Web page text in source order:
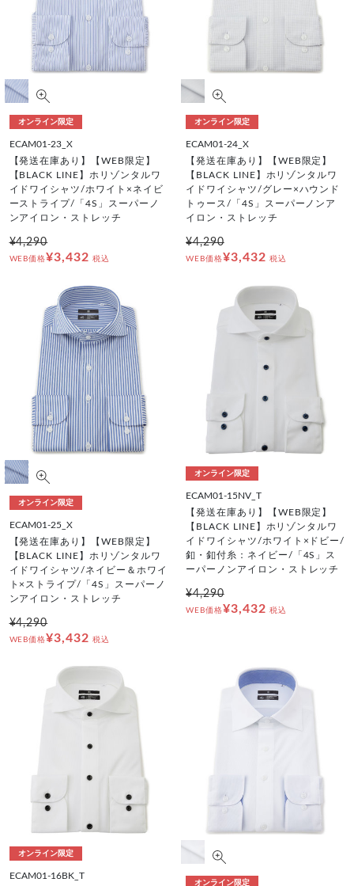
オンライン限定
ECAM01-23_X
【発送在庫あり】【WEB限定】
【BLACK LINE】ホリゾンタルワ
イドワイシャツ/ホワイト×ネイビ
ーストライプ/「4S」スーパーノ
ンアイロン・ストレッチ
¥4,290
WEB価格¥3,432 税込
オンライン限定
ECAM01-24_X
【発送在庫あり】【WEB限定】
【BLACK LINE】ホリゾンタルワ
イドワイシャツ/グレー×ハウンド
トゥース/「4S」スーパーノンア
イロン・ストレッチ
¥4,290
WEB価格¥3,432 税込
オンライン限定
ECAM01-25_X
【発送在庫あり】【WEB限定】
【BLACK LINE】ホリゾンタルワ
イドワイシャツ/ネイビー＆ホワイ
ト×ストライプ/「4S」スーパーノ
ンアイロン・ストレッチ
¥4,290
WEB価格¥3,432 税込
オンライン限定
ECAM01-15NV_T
【発送在庫あり】【WEB限定】
【BLACK LINE】ホリゾンタルワ
イドワイシャツ/ホワイト×ドビー/
釦・釦付糸：ネイビー/「4S」ス
ーパーノンアイロン・ストレッチ
¥4,290
WEB価格¥3,432 税込
オンライン限定
ECAM01-16BK_T
オンライン限定